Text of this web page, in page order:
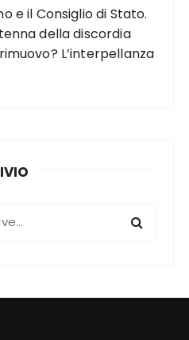
e il Consiglio di Stato.
della discordia
L’interpellanza